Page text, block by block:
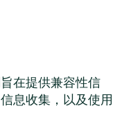
在提供兼容性信
息收集，以及使用